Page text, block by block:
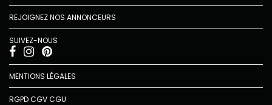
REJOIGNEZ NOS ANNONCEURS
SUIVEZ-NOUS
MENTIONS LÉGALES
RGPDCGVCGU